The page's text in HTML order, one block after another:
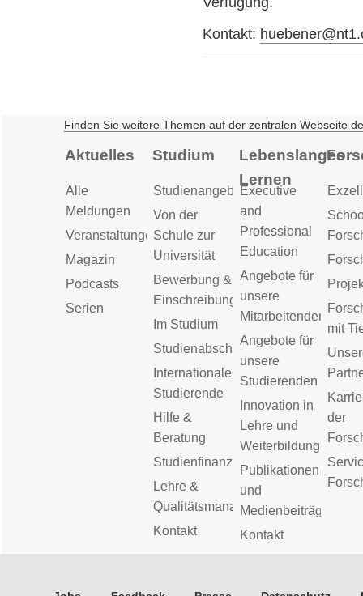
Kontakt:
Finden Sie weitere Themen auf der zentralen Webseite
Aktuelles
Alle
Meldungen
Veranstaltungen
Magazin
Podcasts
Serien
Studium
Studienangebot
Von der
Schule zur
Universität
Bewerbung &
Einschreibung
Im Studium
Studienabschluss
Internationale
Studierende
Hilfe &
Beratung
Studienfinanzierung
Lehre &
Qualitätsmanagement
Kontakt
Lebenslanges
Lernen
Executive
and
Professional
Education
Angebote für
unsere
Mitarbeitenden
Angebote für
unsere
Studierenden
Innovation in
Lehre und
Weiterbildung
Publikationen
und
Medienbeiträge
Kontakt
mit
der